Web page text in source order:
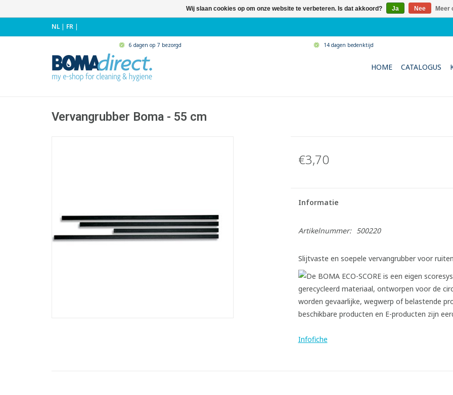
NL| FR |
6 dagen op 7 bezorgd 14 dagen bedenktijd
HOME CATALOGUS
Vervangrubber Boma - 55 cm
€3,70
Informatie
Artikelnummer: 500220
Slijtvaste en soepele vervangrubber voor
Infofiche
Wij slaan cookies op om onze website te verbeteren. Is dat akkoord? Ja Nee Meer